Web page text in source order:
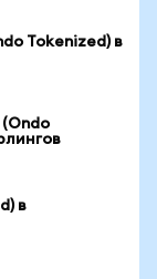
Tokenized) в
(Ondo
в